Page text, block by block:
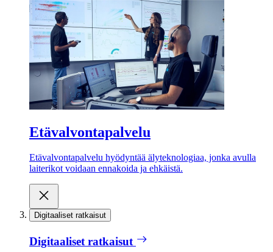
Etävalvontapalvelu
Etävalvontapalvelu hyödyntää älyteknologiaa, jonka avulla
laiterikot voidaan ennakoida ja ehkäistä.
Digitaaliset ratkaisut
Digitaaliset ratkaisut